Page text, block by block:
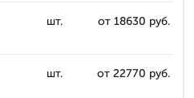
шт. от 18630 руб.
шт. от 22770 руб.